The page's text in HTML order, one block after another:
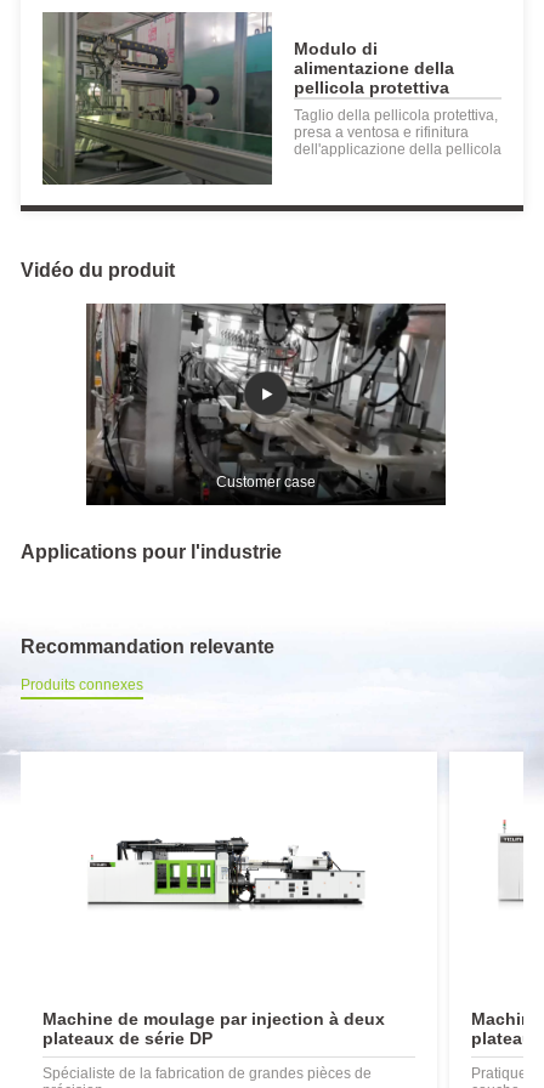
Modulo di
alimentazione della
pellicola protettiva
Taglio della pellicola protettiva,
presa a ventosa e rifinitura
dell'applicazione della pellicola
Vidéo du produit
Customer case
Applications pour l'industrie
Recommandation relevante
Produits connexes
Machine de moulage par injection à deux
plateaux de série DP
Spécialiste de la fabrication de grandes pièces de
Pratiques